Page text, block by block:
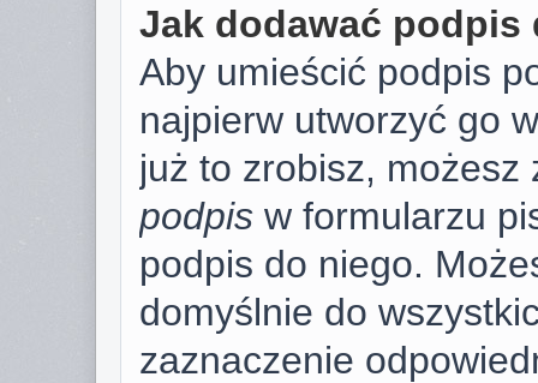
Jak dodawać
Aby umieścić podpis
najpierw utworzyć go
już to zrobisz,
podpis w formularzu
podpis do niego.
domyślnie do
zaznaczenie